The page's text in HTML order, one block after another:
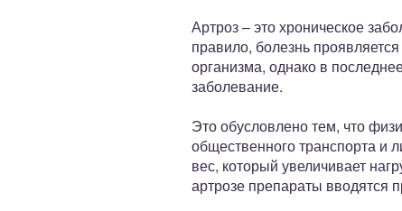
Артроз – это хроническое
правило, болезнь
организма, однако в
заболевание.
Это обусловлено тем, что
общественного транспорта и
вес, который увеличивает
артрозе препараты вводятся